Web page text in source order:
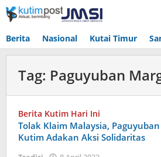
Lewati
ke
Berita Nasional Kutai Timur
Tag: Paguyuban
Berita Kutim Hari Ini
Tolak Klaim Malaysia, Paguyuban
Kutim Adakan Aksi Solidaritas